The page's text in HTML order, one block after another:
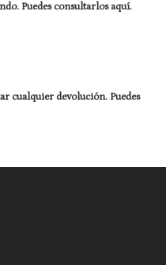
Puedes consultarlosaquí.
cualquier devolución. Puedes